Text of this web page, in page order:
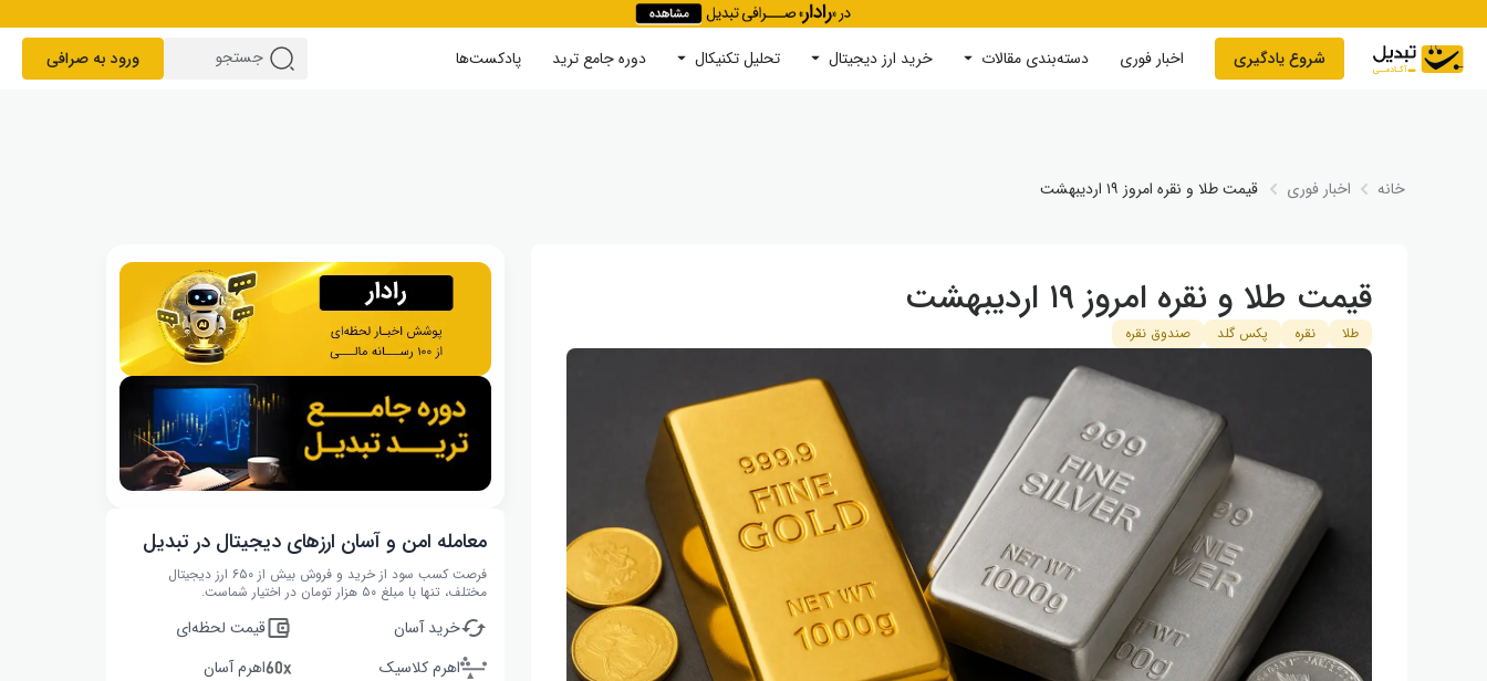
شروع یادگیری اخبار فوری دسته‌بندی مقالات خرید ارز دیجیتال تحلیل تکنیکال دوره‌ جامع ترید پادکست‌ها جستجو ورود به صرافی
خانه اخبار فوری قیمت طلا و نقره امروز ۱۹ اردیبهشت
قیمت طلا و نقره امروز ۱۹ اردیبهشت
طلا نقره پکس گلد صندوق نقره
معامله امن و آسان ارزهای دیجیتال در تبدیل
فرصت کسب سود از خرید و فروش بیش از ۶۵۰ ارز دیجیتال
مختلف، تنها با مبلغ ۵۰ هزار تومان در اختیار شماست.
خرید آسان
قیمت لحظه‌ای
اهرم کلاسیک
اهرم آسان